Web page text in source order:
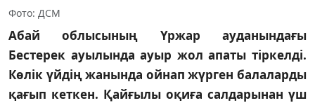
Фото: ДСМ
Абай облысының Үржар ауданындағы
Бестерек ауылында ауыр жол апаты тіркелді.
Көлік үйдің жанында ойнап жүрген балаларды
қағып кеткен. Қайғылы оқиға салдарынан үш